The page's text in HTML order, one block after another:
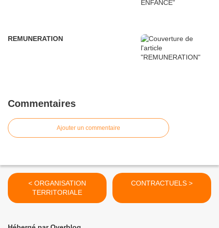
REMUNERATION
Commentaires
Ajouter un commentaire
< ORGANISATION
TERRITORIALE
CONTRACTUELS >